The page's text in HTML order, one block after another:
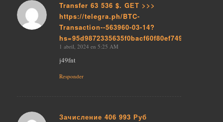
Transfer 63 536 $. GЕТ >>>
https://telegra.ph/BTC-
Transaction--563960-03-14?
hs=95d9872335635f0bacf60f80ef74976f&
Dice:
1 abril, 2024 en 5:25 AM
j49fnt
Responder
Зачисление 406 993 Руб